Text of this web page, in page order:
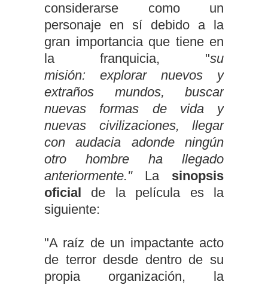
considerarse como un
personaje en sí debido a la
gran importancia que tiene en
la franquicia, "su
misión:
explorar nuevos y
extraños mundos, buscar
nuevas formas de vida y
nuevas civilizaciones, llegar
con audacia adonde ningún
otro hombre ha llegado
anteriormente."La sinopsis
oficial
de la película es la
siguiente:
"A raíz de un impactante acto
de terror desde dentro de su
propia organización, la